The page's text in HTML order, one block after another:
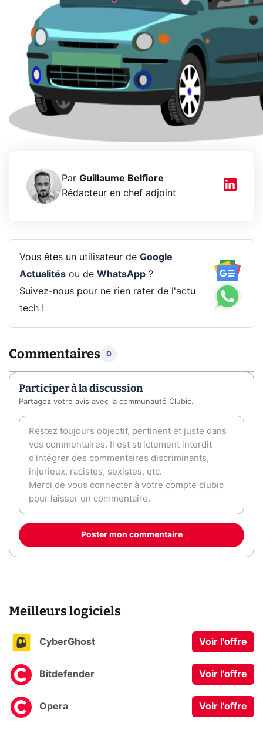
Par Guillaume Belfiore
Rédacteur en chef adjoint
Vous êtes un utilisateur de Google
Actualitésou de WhatsApp?
Suivez-nous pour ne rien rater de l'actu
tech !
Commentaires 0
Participer à la discussion
Partagez votre avis avec la communauté Clubic.
Poster mon commentaire
Meilleurs logiciels
CyberGhost Voir l'offre
Bitdefender Voir l'offre
Opera Voir l'offre